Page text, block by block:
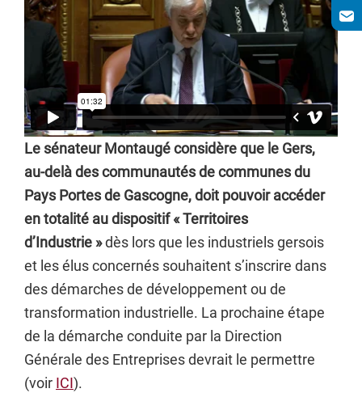
Le sénateur Montaugé considère que le Gers,
au-delà des communautés de communes du
Pays Portes de Gascogne, doit pouvoir accéder
en totalité au dispositif « Territoires
d’Industrie »dès lors que les industriels gersois
et les élus concernés souhaitent s’inscrire dans
des démarches de développement ou de
transformation industrielle. La prochaine étape
de la démarche conduite par la Direction
Générale des Entreprises devrait le permettre
(voir ICI).